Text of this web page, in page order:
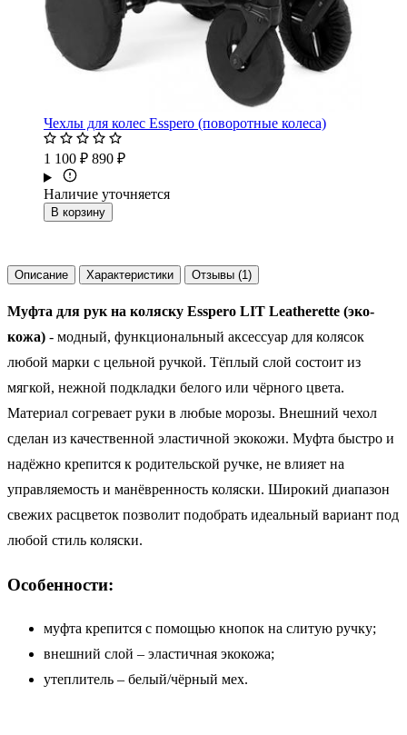
Чехлы для колес Esspero (поворотные колеса)
1 100 ₽ 890 ₽
Наличие уточняется
В корзину
Описание Характеристики Отзывы (1)
Муфта для рук на коляску Esspero LIT Leatherette (эко-
кожа) - модный, функциональный аксессуар для колясок
любой марки с цельной ручкой. Тёплый слой состоит из
мягкой, нежной подкладки белого или чёрного цвета.
Материал согревает руки в любые морозы. Внешний чехол
сделан из качественной эластичной экокожи. Муфта быстро и
надёжно крепится к родительской ручке, не влияет на
управляемость и манёвренность коляски. Широкий диапазон
свежих расцветок позволит подобрать идеальный вариант под
любой стиль коляски.
Особенности:
муфта крепится с помощью кнопок на слитую ручку;
внешний слой – эластичная экокожа;
утеплитель – белый/чёрный мех.